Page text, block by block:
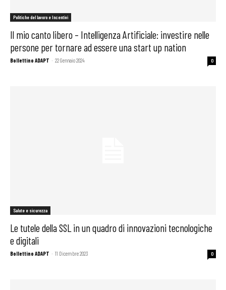
Politiche del lavoro e Incentivi
Il mio canto libero – Intelligenza Artificiale: investire nelle
persone per tornare ad essere una start up nation
Bollettino ADAPT - 22 Gennaio 2024 0
Salute e sicurezza
Le tutele della SSL in un quadro di innovazioni tecnologiche
e digitali
Bollettino ADAPT - 11 Dicembre 2023 0